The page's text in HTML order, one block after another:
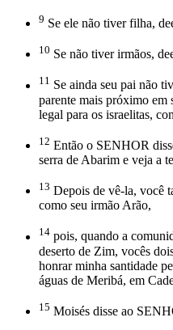
9 Se ele não tiver filha,
10 Se não tiver irmãos,
11 Se ainda seu pai não
parente mais próximo em
legal para os israelitas,
12 Então o SENHOR
serra de Abarim e veja a
13 Depois de vê-la, você
como seu irmão Arão,
14 pois, quando a
deserto de Zim, vocês
honrar minha santidade
águas de Meribá, em
15 Moisés disse ao